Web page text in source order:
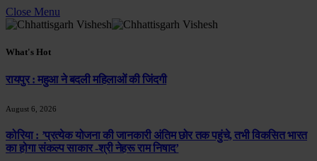
Close Menu
What's Hot
रायपुर : महुआ ने बदली महिलाओं की जिंदगी
August 6, 2026
कोरिया : ’प्रत्येक योजना की जानकारी अंतिम छोर तक पहुंचे, तभी विकसित भारत
का होगा संकल्प साकार -श्री नेहरू राम निषाद’